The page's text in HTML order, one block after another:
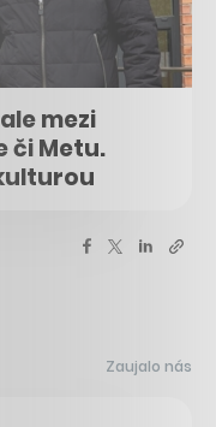
mezi
či Metu.
Zaujalo nás